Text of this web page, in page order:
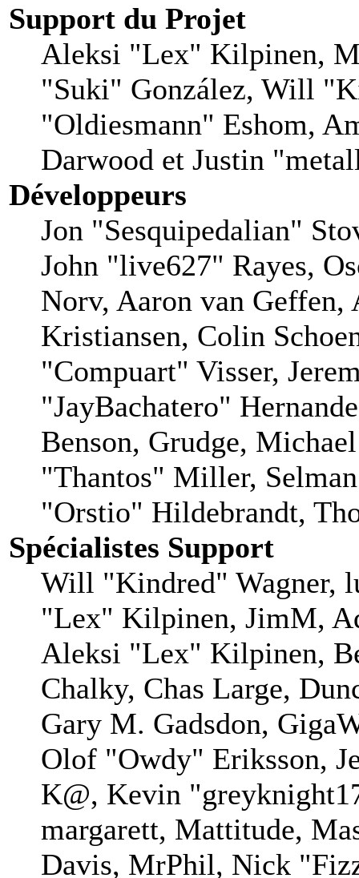
Support du Projet
Aleksi "Lex" Kilpinen,
"Suki" González, Will
"Oldiesmann" Eshom,
Darwood et Justin
Développeurs
Jon "Sesquipedalian"
John "live627" Rayes,
Norv, Aaron van
Kristiansen, Colin
"Compuart" Visser,
"JayBachatero"
Benson, Grudge,
"Thantos" Miller,
"Orstio" Hildebrandt,
Spécialistes Support
Will "Kindred" Wagner,
"Lex" Kilpinen, JimM,
Aleksi "Lex" Kilpinen,
Chalky, Chas Large,
Gary M. Gadsdon,
Olof "Owdy" Eriksson,
K@, Kevin
margarett, Mattitude,
Davis, MrPhil, Nick